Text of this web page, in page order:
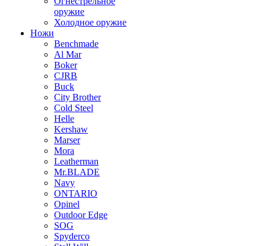
оружие
Холодное оружие
Ножи
Benchmade
Al Mar
Boker
CJRB
Buck
City Brother
Cold Steel
Helle
Kershaw
Marser
Mora
Leatherman
Mr.BLADE
Navy
ONTARIO
Opinel
Outdoor Edge
SOG
Spyderco